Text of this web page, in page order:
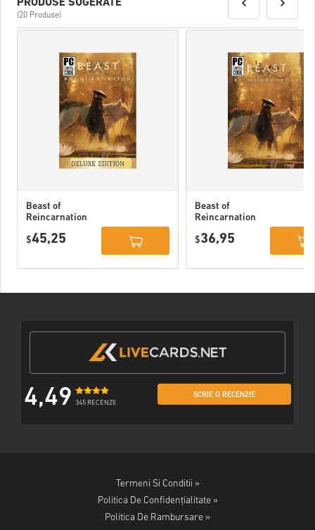
PRODUSE SUGERATE
(20 Produse)
Beast of
Reincarnation
PC (STEAM)
$45,25
Beast of
Reincarnation
$36,95
4,49 345 RECENZII
SCRIE O RECENZIE
Termeni Si Conditii »
Politica De Confidențialitate »
Politica De Rambursare »